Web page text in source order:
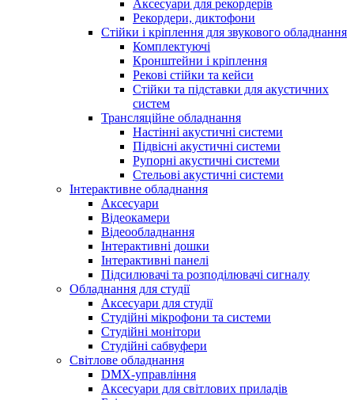
Аксесуари для рекордерів
Рекордери, диктофони
Стійки і кріплення для звукового обладнання
Комплектуючі
Кронштейни і кріплення
Рекові стійки та кейси
Стійки та підставки для акустичних
систем
Трансляційне обладнання
Настінні акустичні системи
Підвісні акустичні системи
Рупорні акустичні системи
Стельові акустичні системи
Інтерактивне обладнання
Аксесуари
Відеокамери
Відеообладнання
Інтерактивні дошки
Інтерактивні панелі
Підсилювачі та розподілювачі сигналу
Обладнання для студії
Аксесуари для студії
Студійні мікрофони та системи
Студійні монітори
Студійні сабвуфери
Світлове обладнання
DMX-управління
Аксесуари для світлових приладів